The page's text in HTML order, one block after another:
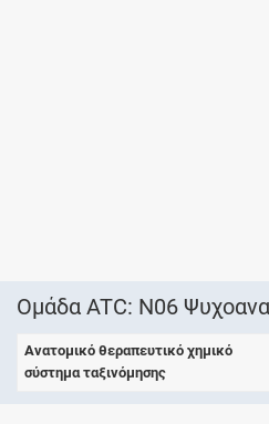
Ομάδα ATC: N06
Ανατομικό θεραπευτικό χημικό
σύστημα ταξινόμησης